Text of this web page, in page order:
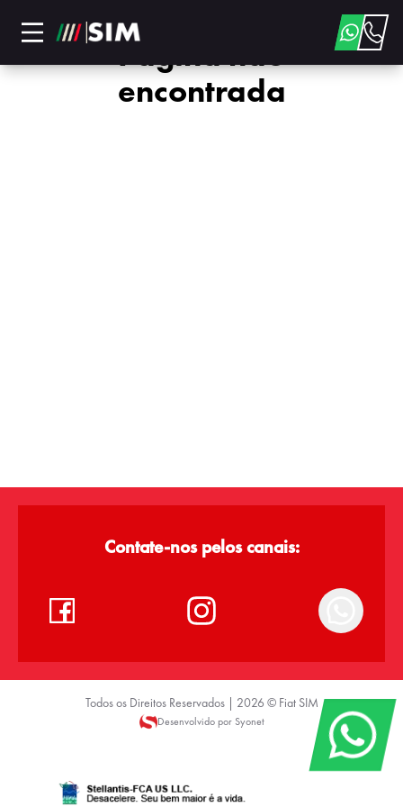
Página não
encontrada
Contate-nos pelos canais:
Todos os Direitos Reservados | 2026 © Fiat SIM
Desenvolvido por Syonet